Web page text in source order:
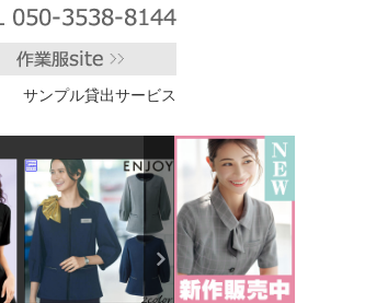
サンプル貸出サービス
Next